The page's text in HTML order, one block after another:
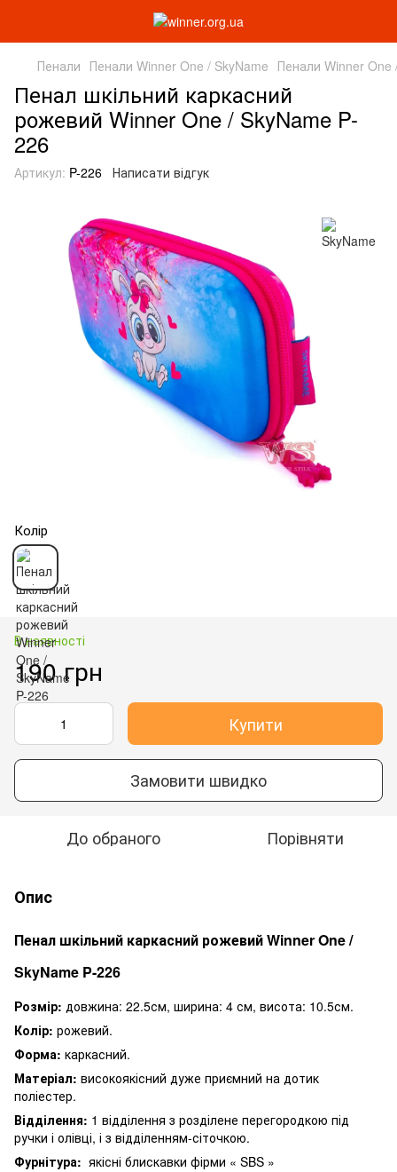
Пенали Пенали Winner One / SkyName Пенали Winner One
Пенал шкільний каркасний
рожевий Winner One / SkyName P-
226
Артикул: P-226 Написати відгук
Колір
В наявності
190 грн
Купити
Замовити швидко
До обраного Порівняти
Опис
Пенал шкільний каркасний рожевий Winner One /
SkyName P-226
Розмір: довжина: 22.5см, ширина: 4 см, висота: 10.5см.
Колір: рожевий.
Форма: каркасний.
Матеріал: високоякісний дуже приємний на дотик
поліестер.
Відділення: 1 відділення з розділене перегородкою під
ручки і олівці, і з відділенням-сіточкою.
Фурнітура: якісні блискавки фірми « SBS »